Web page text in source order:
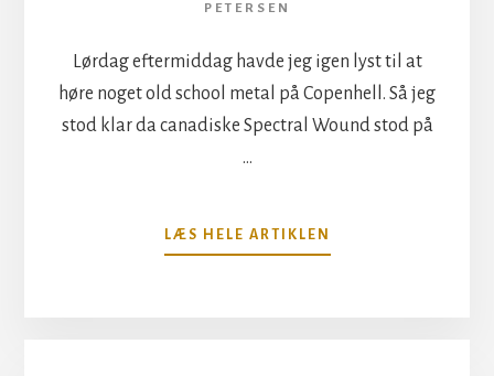
PETERSEN
Lørdag eftermiddag havde jeg igen lyst til at
høre noget old school metal på Copenhell. Så jeg
stod klar da canadiske Spectral Wound stod på
…
LÆS HELE ARTIKLEN
SPECTRAL